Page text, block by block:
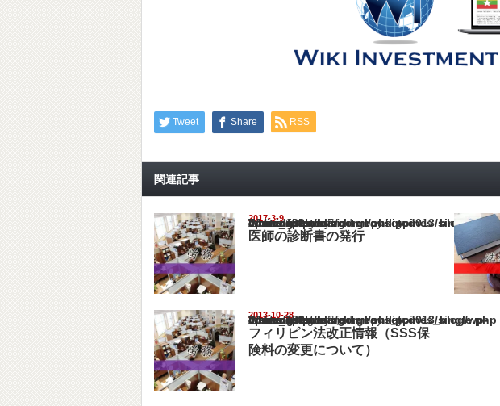
Tweet Share RSS
関連記事
2017-3-9
Warning
: Undefined array key "show_category" in
/home/netst/kuno-cpa.co.jp/public_html/philippines_blog/wp-content/themes/gorgeous_tcd013/single.php
on line183
医師の診断書の発行
2013-10-28
Warning
: Undefined array key "show_category" in
/home/netst/kuno-cpa.co.jp/public_html/philippines_blog/wp-content/themes/gorgeous_tcd013/single.php
on line183
フィリピン法改正情報（SSS保
険料の変更について）